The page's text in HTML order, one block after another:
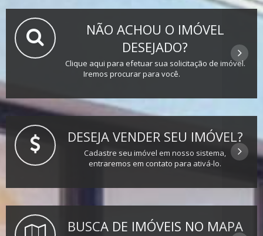
NÃO ACHOU O IMÓVEL
DESEJADO?
Clique aqui para efetuar sua solicitação de imóvel.
Iremos procurar para você.
DESEJA VENDER SEU IMÓVEL?
Cadastre seu imóvel em nosso sistema,
entraremos em contato para ativá-lo.
BUSCA DE IMÓVEIS NO MAPA